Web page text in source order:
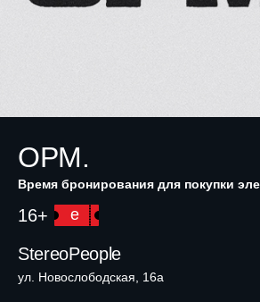
OPM.
Время бронирования для покупки
16+ e
StereoPeople
ул. Новослободская, 16а